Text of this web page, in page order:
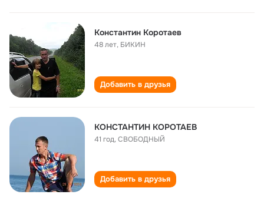
Константин Коротаев
48 лет, БИКИН
Добавить в друзья
КОНСТАНТИН КОРОТАЕВ
41 год,СВОБОДНЫЙ
Добавить в друзья